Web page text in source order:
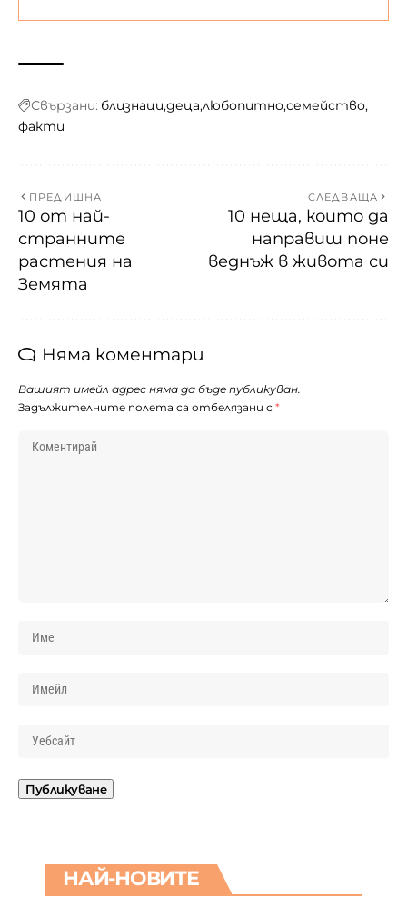
Свързани: близнаци деца любопитносемейство
факти
ПРЕДИШНА
10 от най-
странните
растения на
Земята
СЛЕДВАЩА
10 неща, които да
направиш поне
веднъж в живота си
Няма коментари
Вашият имейл адрес няма да бъде публикуван.
Задължителните полета са отбелязани с *
НАЙ-НОВИТЕ